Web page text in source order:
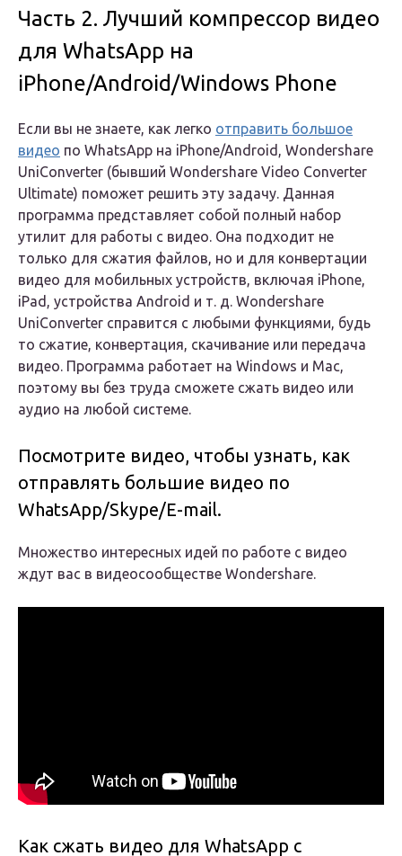
Часть 2. Лучший компрессор видео
для WhatsApp на
iPhone/Android/Windows Phone
Если вы не знаете, как легко отправить большое
видео по WhatsApp на iPhone/Android, Wondershare
UniConverter (бывший Wondershare Video Converter
Ultimate) поможет решить эту задачу. Данная
программа представляет собой полный набор
утилит для работы с видео. Она подходит не
только для сжатия файлов, но и для конвертации
видео для мобильных устройств, включая iPhone,
iPad, устройства Android и т. д. Wondershare
UniConverter справится с любыми функциями, будь
то сжатие, конвертация, скачивание или передача
видео. Программа работает на Windows и Mac,
поэтому вы без труда сможете сжать видео или
аудио на любой системе.
Посмотрите видео, чтобы узнать, как
отправлять большие видео по
WhatsApp/Skype/E-mail.
Множество интересных идей по работе с видео
ждут вас в видеосообществе Wondershare.
Как сжать видео для WhatsApp с